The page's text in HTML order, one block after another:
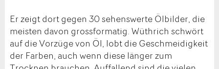
Er zeigt dort gegen 30 sehenswerte Ölbilder, die
meisten davon grossformatig. Wüthrich schwört
auf die Vorzüge von Öl, lobt die Geschmeidigkeit
der Farben, auch wenn diese länger zum